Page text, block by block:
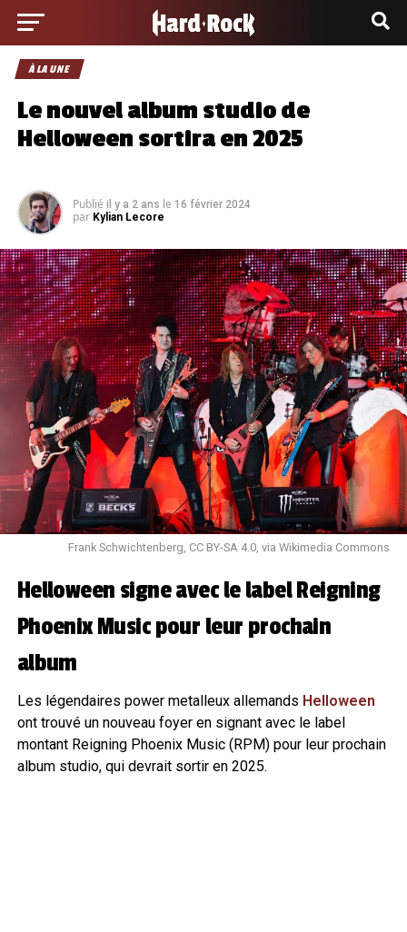
À LA UNE
Le nouvel album studio de
Helloween sortira en 2025
Publié il y a 2 ans le 16 février 2024
par Kylian Lecore
Frank Schwichtenberg, CC BY-SA 4.0, via Wikimedia Commons
Helloween signe avec le label Reigning
Phoenix Music pour leur prochain
album
Les légendaires power metalleux allemands Helloween
ont trouvé un nouveau foyer en signant avec le label
montant Reigning Phoenix Music (RPM) pour leur prochain
album studio, qui devrait sortir en 2025.